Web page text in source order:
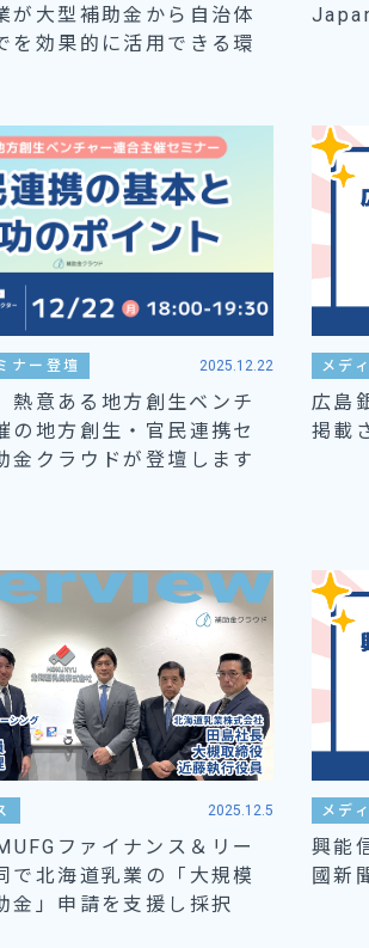
大型補助金から自治体
を効果的に活用できる環
ナー登壇 2025.12.22
意ある地方創生ベンチ
の地方創生・官民連携セ
金クラウドが登壇します
メデ
広島
掲載
2025.12.5
ファイナンス＆リー
で北海道乳業の「大規模
金」申請を支援し採択
メデ
興能
國新